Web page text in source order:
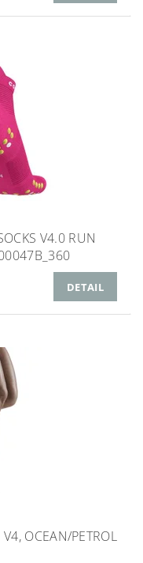
V4.0 RUN
DETAIL
OCEAN/PETROL